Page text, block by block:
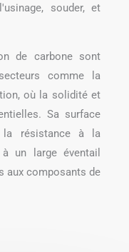
souder, et
de carbone sont
comme la
où la solidité et
Sa surface
la résistance à la
un large éventail
aux composants de